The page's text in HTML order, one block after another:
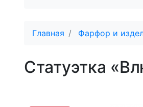
Главная Фарфор и
Статуэтка